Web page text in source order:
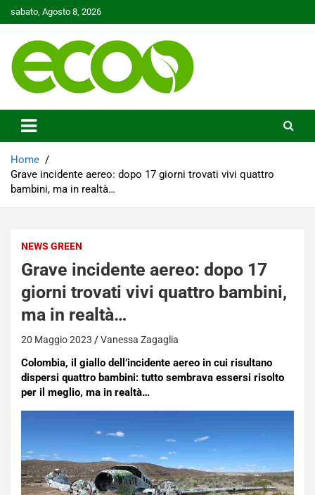
to
sabato, Agosto 8, 2026
Ecoo.it
Home
Grave incidente aereo: dopo 17 giorni trovati vivi quattro
bambini, ma in realtà…
NEWS GREEN
Grave incidente aereo: dopo 17
giorni trovati vivi quattro bambini,
ma in realtà…
20 Maggio 2023 Vanessa Zagaglia
Colombia, il giallo dell’incidente aereo in cui risultano
dispersi quattro bambini: tutto sembrava essersi risolto
per il meglio, ma in realtà…